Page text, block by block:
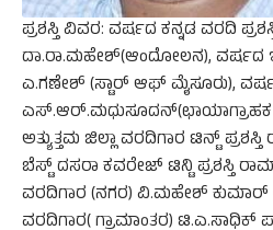
ಪ್ರಶಸ್ತಿ ವಿವರ: ವರ್ಷದ ಕನ್ನಡ ವರದಿ
ದಾ.ರಾ.ಮಹೇಶ್(ಆಂದೋಲನ), ವರ್ಷದ
ಎ.ಗಣೇಶ್ (ಸ್ಟಾರ್ ಆಫ್ ಮೈಸೂರು),
ಅತ್ಯುತ್ತಮ ಜಿಲ್ಲಾ ವರದಿಗಾರ ಟಿನ್ಟ್‌
ಬೆಸ್ಟ್ ದಸರಾ ಕವರೇಜ್ ಟಿನ್ಟಿ ಪ್ರಶಸ್ತಿ
ವರದಿಗಾರ (ನಗರ) ವಿ.ಮಹೇಶ್ ಕುಮಾರ್
ವರದಿಗಾರ( ಗ್ರಾಮಾಂತರ)